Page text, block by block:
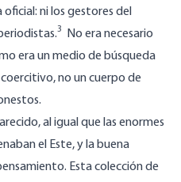
ni los gestores del
3
No era necesario
era un medio de búsqueda
no un cuerpo de
al igual que las enormes
el Este, y la buena
Esta colección de